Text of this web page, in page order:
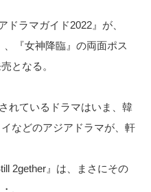
ラマガイド2022』が、
、『女神降臨』の両面ポス
となる。
れているドラマはいま、韓
などのアジアドラマが、軒
2gether』は、まさにその
、